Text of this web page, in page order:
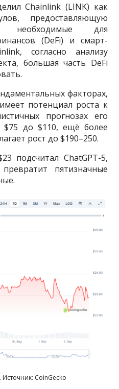
Chainlink (LINK) как
предоставляющую
необходимые для
(DeFi) и смарт-
согласно анализу
большая часть DeFi
факторах,
потенциал роста к
прогнозах его
$75 до $110, ещё более
рост до $190–250.
подсчитал ChatGPT-5,
пятизначные
CoinGecko